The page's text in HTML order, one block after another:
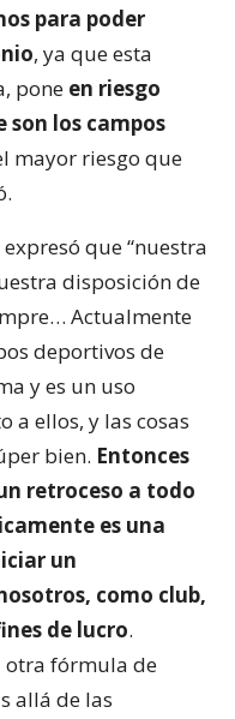
para poder
, ya que esta
pone en riesgo
los campos
mayor riesgo que
que “nuestra
disposición de
Actualmente
deportivos de
y es un uso
a ellos, y las cosas
bien. Entonces
retroceso a todo
es una
un
como club,
de lucro.
otra fórmula de
allá de las